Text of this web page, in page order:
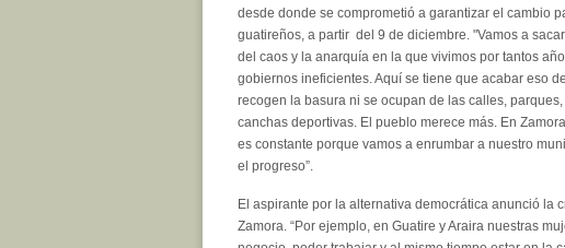
desde donde se comprometió a garantizar el cambio
guatireños, a partir del 9 de diciembre. "Vamos a
del caos y la anarquía en la que vivimos por tantos
gobiernos ineficientes. Aquí se tiene que acabar eso
recogen la basura ni se ocupan de las calles,
canchas deportivas. El pueblo merece más. En
es constante porque vamos a enrumbar a nuestro
el progreso”.
El aspirante por la alternativa democrática anunció la
Zamora. “Por ejemplo, en Guatire y Araira nuestras